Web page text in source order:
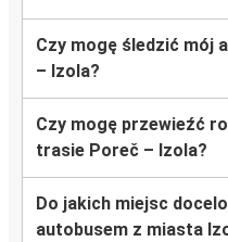
Czy mogę śledzić mój
– Izola?
Czy mogę przewieźć
trasie Poreč – Izola?
Do jakich miejsc
autobusem z miasta